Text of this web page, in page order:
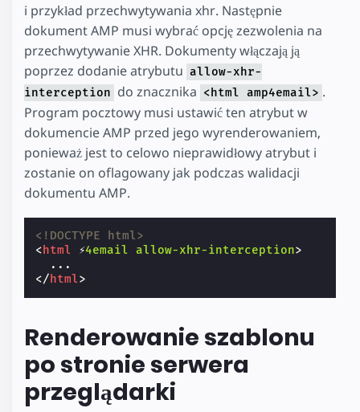
i przykład przechwytywania xhr. Następnie
dokument AMP musi wybrać opcję zezwolenia na
przechwytywanie XHR. Dokumenty włączają ją
poprzez dodanie atrybutu allow-xhr-
interception do znacznika <html amp4email> .
Program pocztowy musi ustawić ten atrybut w
dokumencie AMP przed jego wyrenderowaniem,
ponieważ jest to celowo nieprawidłowy atrybut i
zostanie on oflagowany jak podczas walidacji
dokumentu AMP.
<!DOCTYPE html>
< html ⚡4email allow-xhr-interception>
</ html>
Renderowanie szablonu
po stronie serwera
przeglądarki